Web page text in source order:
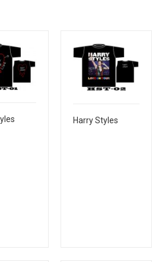
Harry Styles